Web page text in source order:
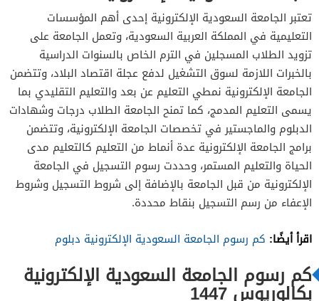
السعودية الإلكترونية
رسوم ماجستير قانون الأعمال الدولي
رسوم ماجستير تقنيات الترجمة
رسوم ماجستير التنفيذي إدارة الأعمال
رسوم ماجستير التسويق الرقمي
رسوم ماجستير المهن الطبية
رسوم ماجستير التمريض
تعتبر الجامعة السعودية الإلكترونية إحدى أهم المؤسسات
التعليمية في المملكة العربية السعودية، وتعمل الجامعة على
تزويد الطلاب المسجلين في الترم الخاص بالسنوات الدراسية
بالخبرات اللازمة لسوق التشغيل لدفع عجلة اقتصاد البلاد، وتتضمن
الجامعة الإلكترونية نمطي التعليم عن بعد والتعليم التقليدي بما
يسمى التعليم المدمج، كما تمنح الجامعة الطلاب درجات وشهادات
الدبلوم والماجستير في تخصصات الجامعة الإلكترونية، وتتضمن
برامج الجامعة الإلكترونية عدة أنماط من التعليم كالتعليم مدى
الحياة والتعليم المستمر، وحددت رسوم التسجيل في الجامعة
الإلكترونية من قبل الجامعة بالإضافة إلى شروط التسجيل وشروط
الإعفاء من رسم التسجيل بنقاط محددة.
اقرأ أيضًا: كم رسوم الجامعة السعودية الإلكترونية دبلوم
كم رسوم الجامعة السعودية الإلكترونية
بكالوريوس 1447